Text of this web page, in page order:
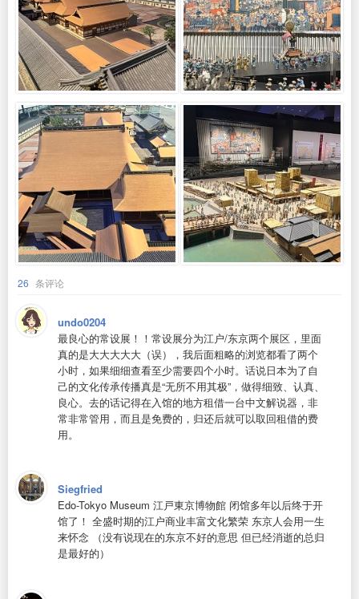
26 条评论
undo0204
最良心的常设展！！常设展分为江户/东京两个展区，里面
真的是大大大大大（误），我后面粗略的浏览都看了两个
小时，如果细细查看至少需要四个小时。话说日本为了自
己的文化传承传播真是“无所不用其极”，做得细致、认真、
良心。去的话记得在入馆的地方租借一台中文解说器，非
常非常管用，而且是免费的，归还后就可以取回租借的费
用。
Siegfried
Edo-Tokyo Museum 江戸東京博物館 闭馆多年以后终于开
馆了！ 全盛时期的江户商业丰富文化繁荣 东京人会用一生
来怀念 （没有说现在的东京不好的意思 但已经消逝的总归
是最好的）